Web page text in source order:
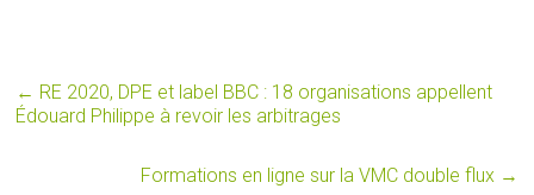
← RE 2020, DPE et label BBC : 18 organisations appellent
Édouard Philippe à revoir les arbitrages
Formations en ligne sur la VMC double flux →